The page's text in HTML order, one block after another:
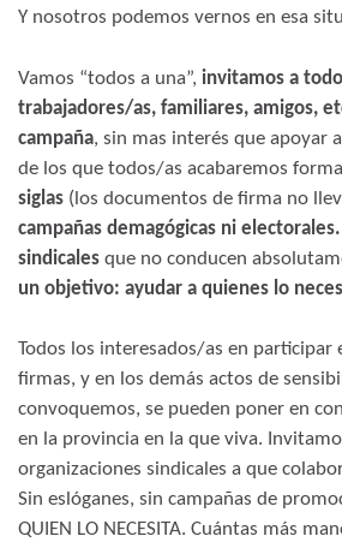
Y nosotros podemos vernos en esa
Vamos “todos a una”, invitamos a
trabajadores/as, familiares, amigos,
campaña, sin mas interés que apoyar
de los que todos/as acabaremos
siglas (los documentos de firma no
campañas demagógicas ni
sindicales que no conducen
un objetivo: ayudar a quienes lo
Todos los interesados/as en participar
firmas, y en los demás actos de
convoquemos, se pueden poner en
en la provincia en la que viva.
organizaciones sindicales a que
Sin eslóganes, sin campañas de
QUIEN LO NECESITA. Cuántas más